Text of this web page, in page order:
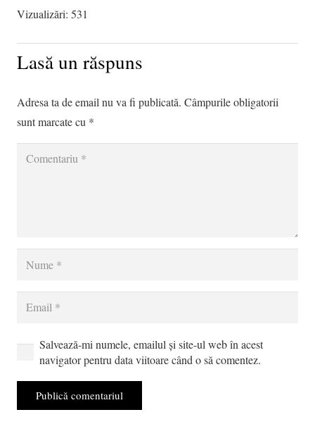
Vizualizări: 531
Lasă un răspuns
Adresa ta de email nu va fi publicată. Câmpurile obligatorii
sunt marcate cu *
Salvează-mi numele, emailul și site-ul web în acest
navigator pentru data viitoare când o să comentez.
Publică comentariul